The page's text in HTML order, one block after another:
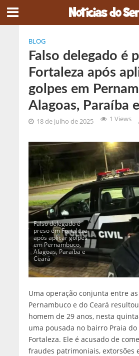
BLOG
Falso delegado é
Fortaleza após
golpes em
Alagoas, Paraíba
18 de julho de 2025 1 Views
Falso delegado é
preso em Fortaleza
após aplicar golpes
em Pernambuco,
Alagoas, Paraíba e
Ceará
Uma operação conjunta entre
Pernambuco e do Ceará
homem de 29 anos, nesta
uma pousada no bairro Praia do
Fortaleza. Ele é acusado de
fraudes patrimoniais, extorsões